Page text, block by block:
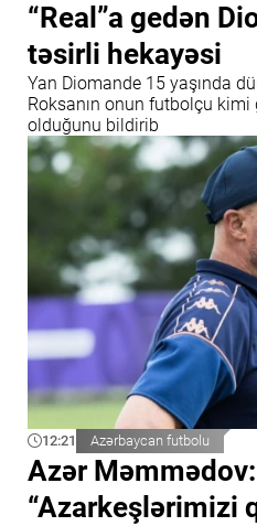
“Real”a gedən
təsirli hekayəsi
Yan Diomande 15 yaşında
Roksanın onun futbolçu
olduğunu bildirib
12:21 Azərbaycan futbolu
Azər Məmmədov:
“Azarkeşlərimizi